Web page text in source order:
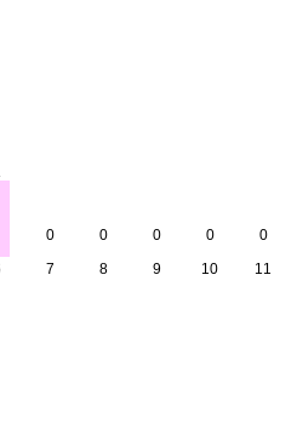
0
7
0
8
0
9
0
10
0
11